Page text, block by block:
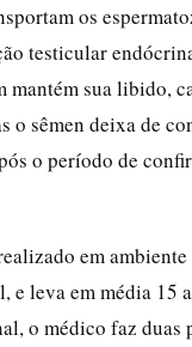
os
testicular
mantém sua libido,
o sêmen deixa de
o período de
em
e leva em média 15
o médico faz duas